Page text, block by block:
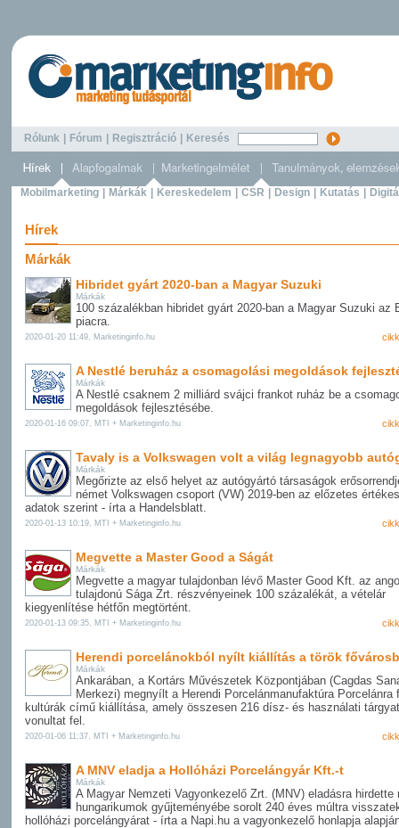
Rólunk Fórum Regisztráció Keresés
Mobilmarketing Márkák Kereskedelem CSR Design Kutatás
Hírek
Márkák
Hibridet gyárt 2020-ban a Magyar Suzuki
Márkák
100 százalékban hibridet gyárt 2020-ban a Magyar Suzuki az
piacra.
2020-01-20 11:49, Marketinginfo.hu
A Nestlé beruház a csomagolási megoldások
Márkák
A Nestlé csaknem 2 milliárd svájci frankot ruház be a
megoldások fejlesztésébe.
2020-01-16 09:07, MTI + Marketinginfo.hu
Tavaly is a Volkswagen volt a világ legnagyobb
Márkák
Megőrizte az első helyet az autógyártó társaságok
német Volkswagen csoport (VW) 2019-ben az előzetes
adatok szerint - írta a Handelsblatt.
2020-01-13 10:19, MTI + Marketinginfo.hu
Megvette a Master Good a Ságát
Márkák
Megvette a magyar tulajdonban lévő Master Good Kft. az
tulajdonú Sága Zrt. részvényeinek 100 százalékát, a vételár
kiegyenlítése hétfőn megtörtént.
2020-01-13 09:35, MTI + Marketinginfo.hu
Herendi porcelánokból nyílt kiállítás a török
Márkák
Ankarában, a Kortárs Művészetek Központjában (Cagdas
Merkezi) megnyílt a Herendi Porcelánmanufaktúra Porcelánra
kultúrák című kiállítása, amely összesen 216 dísz- és használati tárgyat
vonultat fel.
2020-01-06 11:37, MTI + Marketinginfo.hu
A MNV eladja a Hollóházi Porcelángyár Kft.-t
Márkák
A Magyar Nemzeti Vagyonkezelő Zrt. (MNV) eladásra hirdette
hungarikumok gyűjteményébe sorolt 240 éves múltra
hollóházi porcelángyárat - írta a Napi.hu a vagyonkezelő honlapja